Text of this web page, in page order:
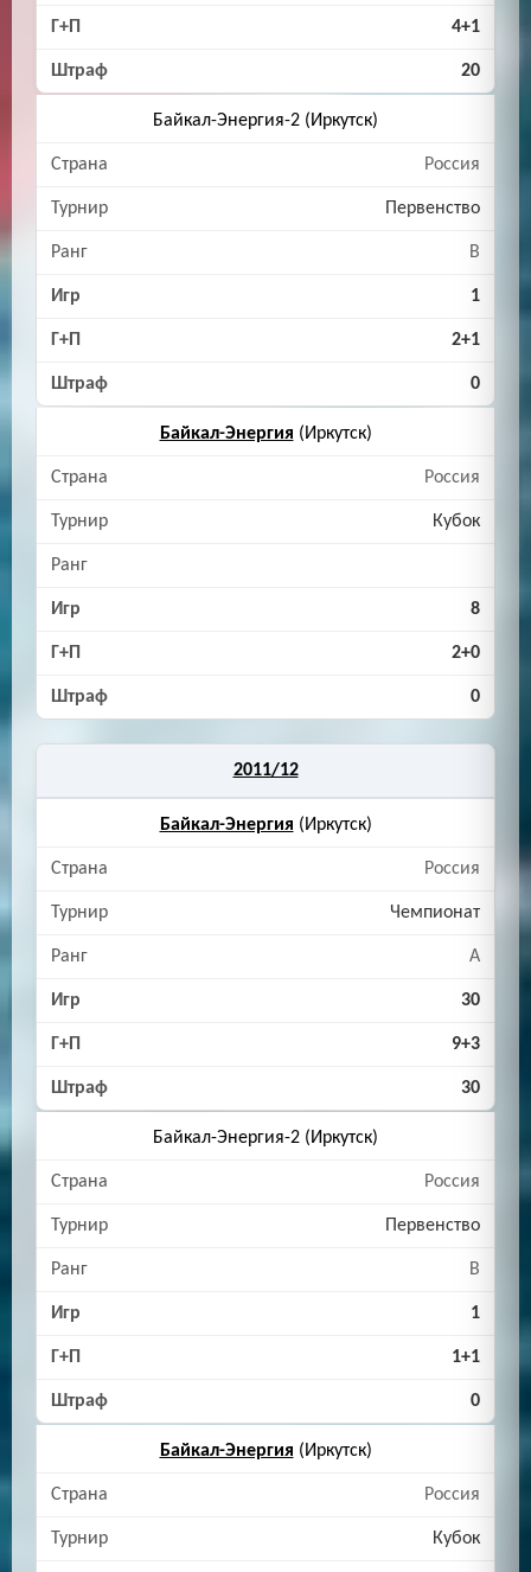
4+1
20
Байкал-Энергия-2 (Иркутск)
Россия
Первенство
B
1
2+1
0
Байкал-Энергия (Иркутск)
Россия
Кубок
8
2+0
0
2011/12
Байкал-Энергия (Иркутск)
Россия
Чемпионат
A
30
9+3
30
Байкал-Энергия-2 (Иркутск)
Россия
Первенство
B
1
1+1
0
Байкал-Энергия (Иркутск)
Россия
Кубок